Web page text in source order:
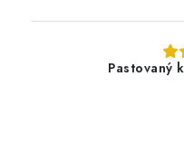
Pastovaný